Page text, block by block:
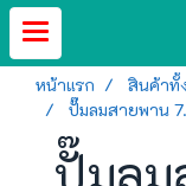
หน้าแรก สินค้าทั้
ปั๊มลมสายพาน